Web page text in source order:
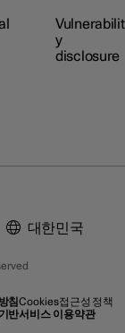
Vulnerabilit
y
disclosure
침Cookies접근성 정책
반서비스 이용약관
대한민국